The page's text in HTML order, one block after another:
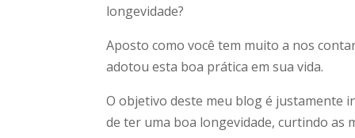
longevidade?
Aposto como você tem muito a nos
adotou esta boa prática em sua vida.
O objetivo deste meu blog é justamente
de ter uma boa longevidade, curtindo as